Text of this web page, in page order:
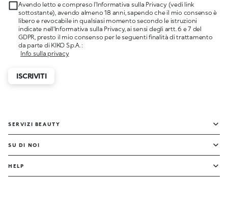
Avendo letto e compreso l'Informativa sulla Privacy (vedi link
sottostante), avendo almeno 18 anni, sapendo che il mio consenso è
libero e revocabile in qualsiasi momento secondo le istruzioni
indicate nell'Informativa sulla Privacy, ai sensi degli artt. 6 e 7 del
GDPR, presto il mio consenso per le seguenti finalità di trattamento
da parte di KIKO S.p.A. :
Info sulla privacy
ISCRIVITI
SERVIZI BEAUTY
SU DI NOI
HELP